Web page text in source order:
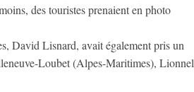
des touristes prenaient en photo
David Lisnard, avait également pris un
Loubet (Alpes-Maritimes), Lionnel